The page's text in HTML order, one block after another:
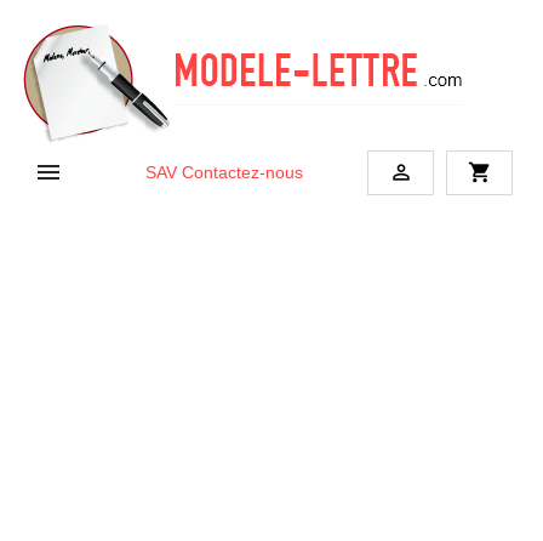
 SAV Contactez-nous  shopping_cart